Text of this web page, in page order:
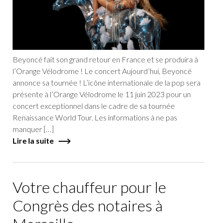
Beyoncé fait son grand retour en France et se produira à
l’Orange Vélodrome ! Le concert Aujourd’hui, Beyoncé
annonce sa tournée ! L’icône internationale de la pop sera
présente à l’Orange Vélodrome le 11 juin 2023 pour un
concert exceptionnel dans le cadre de sa tournée
Renaissance World Tour. Les informations à ne pas
manquer […]
Lire la suite
Votre chauffeur pour le
Congrès des notaires à